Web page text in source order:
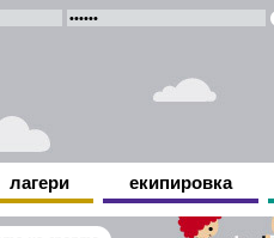
лагери екипировка